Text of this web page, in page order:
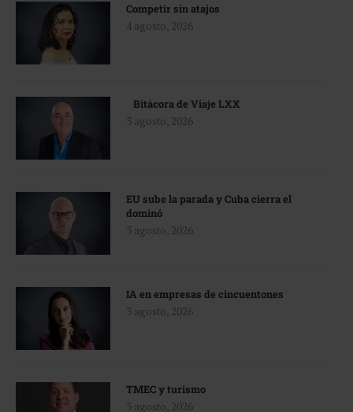
Competir sin atajos
4 agosto, 2026
Bitácora de Viaje LXX
3 agosto, 2026
EU sube la parada y Cuba cierra el
dominó
3 agosto, 2026
IA en empresas de cincuentones
3 agosto, 2026
TMEC y turismo
3 agosto, 2026